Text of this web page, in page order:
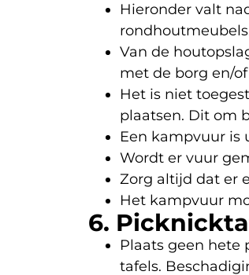
Hieronder valt
Van de
met de borg en/
Het is niet
plaatsen. Dit om
Een kampvuur is
Wordt er vuur
Zorg altijd dat er
Het kampvuur
6.
Plaats geen hete
tafels.